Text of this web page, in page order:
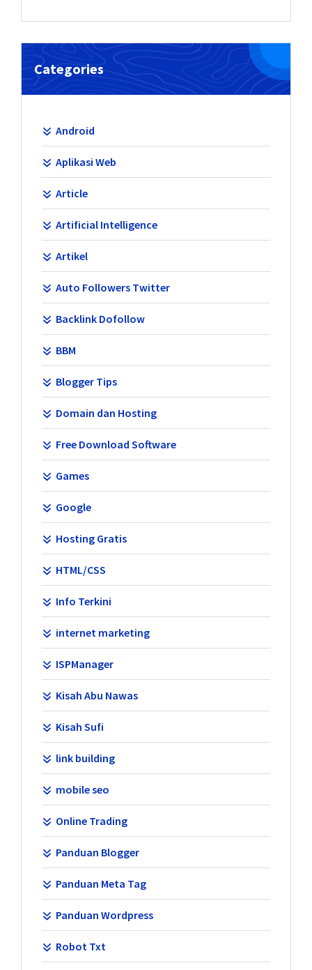
Categories
Android
Aplikasi Web
Article
Artificial Intelligence
Artikel
Auto Followers Twitter
Backlink Dofollow
BBM
Blogger Tips
Domain dan Hosting
Free Download Software
Games
Google
Hosting Gratis
HTML/CSS
Info Terkini
internet marketing
ISPManager
Kisah Abu Nawas
Kisah Sufi
link building
mobile seo
Online Trading
Panduan Blogger
Panduan Meta Tag
Panduan Wordpress
Robot Txt